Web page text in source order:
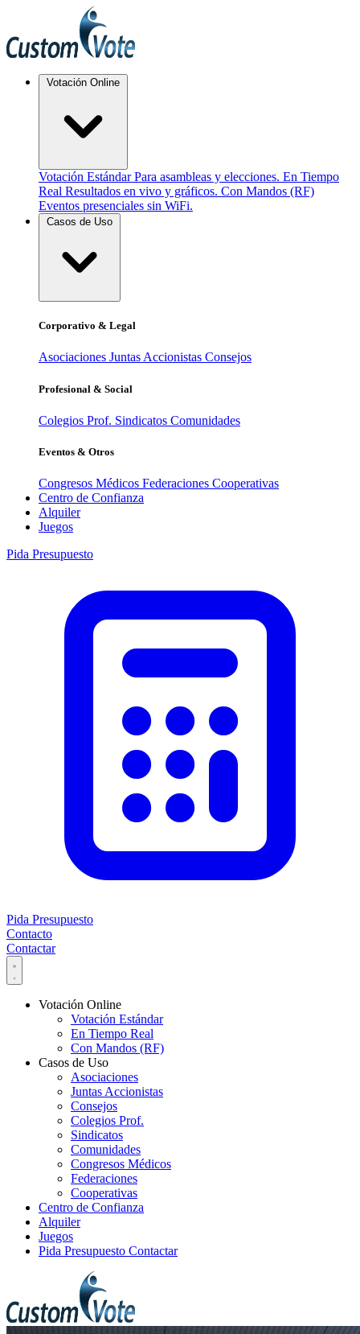
Votación Online
Votación Estándar Para asambleas y elecciones. En Tiempo
Real Resultados en vivo y gráficos. Con Mandos (RF)
Eventos presenciales sin WiFi.
Casos de Uso
Corporativo & Legal
Asociaciones Juntas Accionistas Consejos
Profesional & Social
Colegios Prof. Sindicatos Comunidades
Eventos & Otros
Congresos Médicos Federaciones Cooperativas
Centro de Confianza
Alquiler
Juegos
Pida Presupuesto
Pida Presupuesto
Contacto
Contactar
Votación Online
Votación Estándar
En Tiempo Real
Con Mandos (RF)
Casos de Uso
Asociaciones
Juntas Accionistas
Consejos
Colegios Prof.
Sindicatos
Comunidades
Congresos Médicos
Federaciones
Cooperativas
Centro de Confianza
Alquiler
Juegos
Pida Presupuesto Contactar